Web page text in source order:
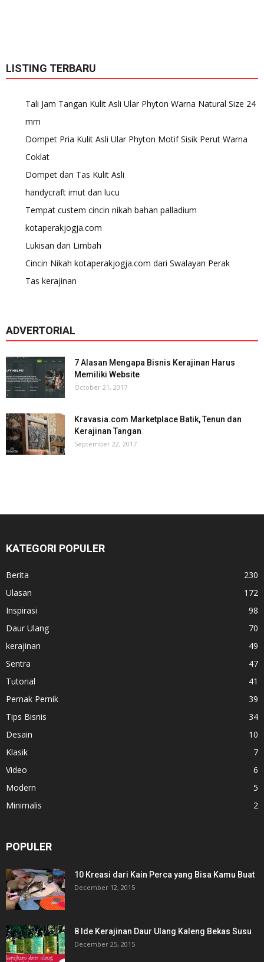
LISTING TERBARU
Tali Jam Tangan Kulit Asli Ular Phyton Warna Natural Size 24
mm
Dompet Pria Kulit Asli Ular Phyton Motif Sisik Perut Warna
Coklat
Dompet dan Tas Kulit Asli
handycraft imut dan lucu
Tempat custem cincin nikah bahan palladium
kotaperakjogja.com
Lukisan dari Limbah
Cincin Nikah kotaperakjogja.com dari Swalayan Perak
Tas kerajinan
ADVERTORIAL
7 Alasan Mengapa Bisnis Kerajinan Harus
Memiliki Website
October 21, 2017
Kravasia.com Marketplace Batik, Tenun dan
Kerajinan Tangan
September 22, 2017
KATEGORI POPULER
Berita
230
Ulasan
172
Inspirasi
98
Daur Ulang
70
kerajinan
49
Sentra
47
Tutorial
41
Pernak Pernik
39
Tips Bisnis
34
Desain
10
Klasik
7
Video
6
Modern
5
Minimalis
2
POPULER
10 Kreasi dari Kain Perca yang Bisa Kamu Buat
December 12, 2015
8 Ide Kerajinan Daur Ulang Kaleng Bekas Susu
December 25, 2015